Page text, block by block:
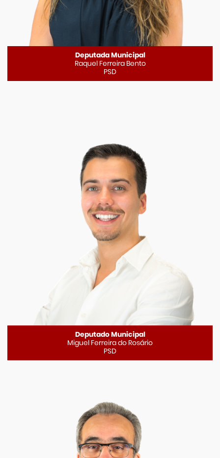
Deputada Municipal
Raquel Ferreira Bento
PSD
Deputado Municipal
Miguel Ferreira do Rosário
PSD